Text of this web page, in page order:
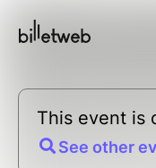
This event is
See other